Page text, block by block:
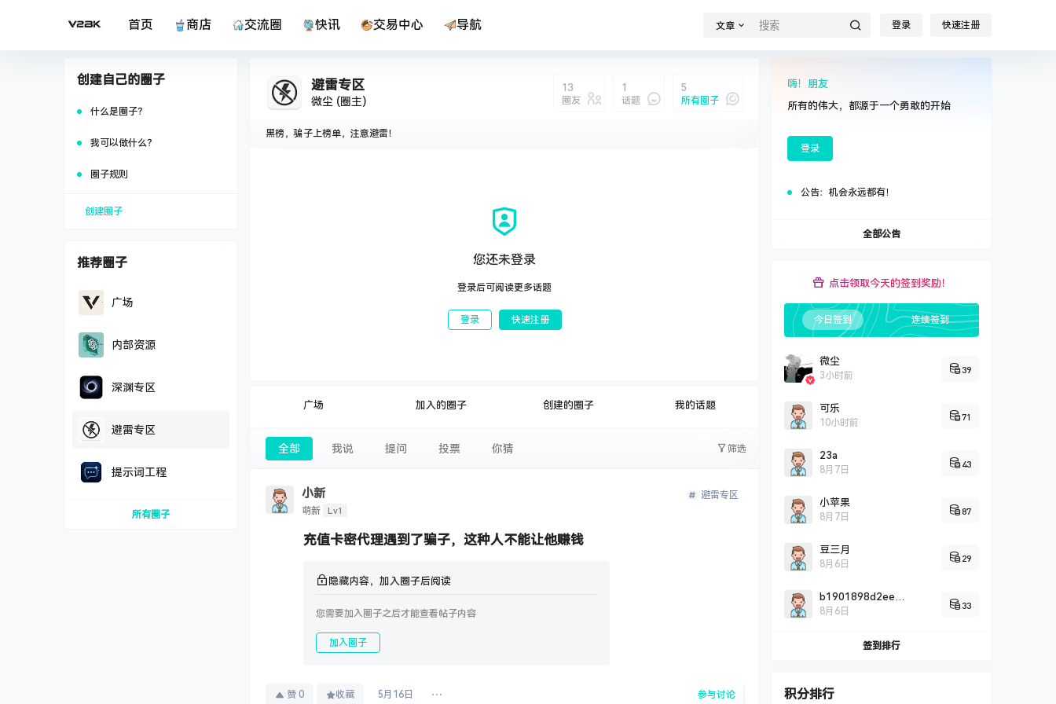
首页 商店 交流圈 快讯 交易中心 导航 文章 登录 快速注册
创建自己的圈子
什么是圈子？
我可以做什么？
圈子规则
创建圈子
推荐圈子
广场
内部资源
深渊专区
避雷专区
提示词工程
所有圈子
避雷专区
微尘 (圈主)
13
圈友
1
话题
5
所有圈子
黑榜，骗子上榜单，注意避雷！
您还未登录
登录后可阅读更多话题
登录 快速注册
广场 加入的圈子 创建的圈子 我的话题
全部 我说 提问 投票 你猜 筛选
小新
萌新 Lv1
避雷专区
充值卡密代理遇到了骗子，这种人不能让他赚钱
隐藏内容，加入圈子后阅读
您需要加入圈子之后才能查看帖子内容
加入圈子
赞 0 收藏 5月16日 参与讨论
嗨！朋友
所有的伟大，都源于一个勇敢的开始
登录
公告： 机会永远都有！
全部公告
点击领取今天的签到奖励！
今日签到 连续签到
微尘
3小时前
39
可乐
10小时前
71
23a
8月7日
43
小苹果
8月7日
87
豆三月
8月6日
29
b1901898d2eef0c2fddbd2c9a5707cc26725
8月6日
33
签到排行
积分排行